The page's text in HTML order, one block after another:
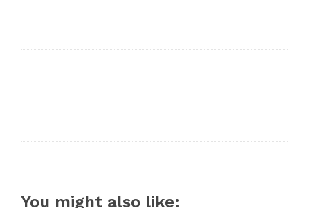
You might also like: